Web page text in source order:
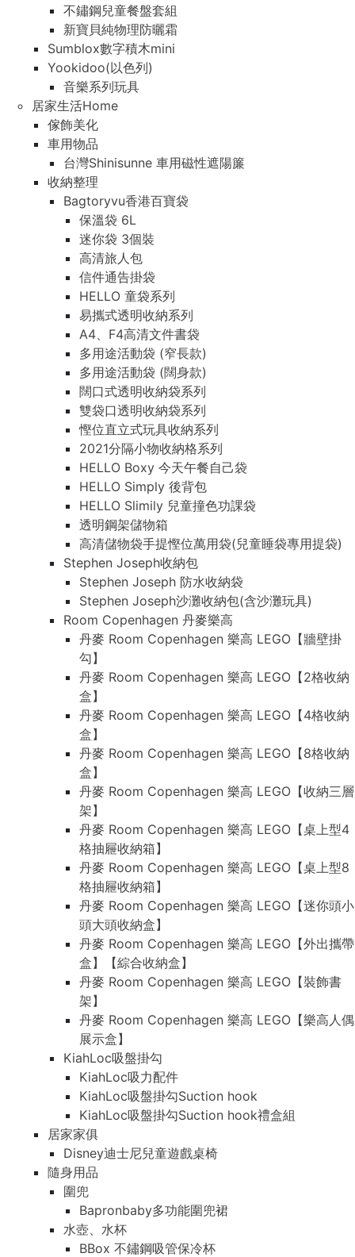
不鏽鋼兒童餐盤套組
新寶貝純物理防曬霜
Sumblox數字積木mini
Yookidoo(以色列)
音樂系列玩具
居家生活Home
傢飾美化
車用物品
台灣Shinisunne 車用磁性遮陽簾
收納整理
Bagtoryvu香港百寶袋
保溫袋 6L
迷你袋 3個裝
高清旅人包
信件通告掛袋
HELLO 童袋系列
易攜式透明收納系列
A4、F4高清文件書袋
多用途活動袋 (窄長款)
多用途活動袋 (闊身款)
闊口式透明收納袋系列
雙袋口透明收納袋系列
慳位直立式玩具收納系列
2021分隔小物收納格系列
HELLO Boxy 今天午餐自己袋
HELLO Simply 後背包
HELLO Slimily 兒童撞色功課袋
透明鋼架儲物箱
高清儲物袋手提慳位萬用袋(兒童睡袋專用提袋)
Stephen Joseph收納包
Stephen Joseph 防水收納袋
Stephen Joseph沙灘收納包(含沙灘玩具)
Room Copenhagen 丹麥樂高
丹麥 Room Copenhagen 樂高 LEGO【牆壁掛
勾】
丹麥 Room Copenhagen 樂高 LEGO【2格收納
盒】
丹麥 Room Copenhagen 樂高 LEGO【4格收納
盒】
丹麥 Room Copenhagen 樂高 LEGO【8格收納
盒】
丹麥 Room Copenhagen 樂高 LEGO【收納三層
架】
丹麥 Room Copenhagen 樂高 LEGO【桌上型4
格抽屜收納箱】
丹麥 Room Copenhagen 樂高 LEGO【桌上型8
格抽屜收納箱】
丹麥 Room Copenhagen 樂高 LEGO【迷你頭小
頭大頭收納盒】
丹麥 Room Copenhagen 樂高 LEGO【外出攜帶
盒】【綜合收納盒】
丹麥 Room Copenhagen 樂高 LEGO【裝飾書
架】
丹麥 Room Copenhagen 樂高 LEGO【樂高人偶
展示盒】
KiahLoc吸盤掛勾
KiahLoc吸力配件
KiahLoc吸盤掛勾Suction hook
KiahLoc吸盤掛勾Suction hook禮盒組
居家家俱
Disney迪士尼兒童遊戲桌椅
隨身用品
圍兜
Bapronbaby多功能圍兜裙
水壺、水杯
BBox 不鏽鋼吸管保冷杯